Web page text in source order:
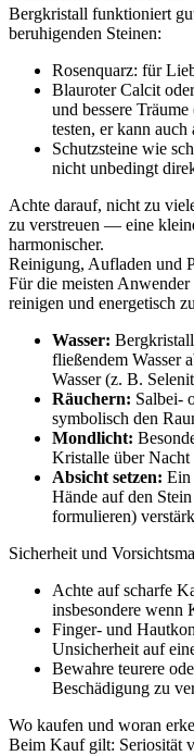
Bergkristall funktioniert
beruhigenden Steinen:
Rosenquarz: für
Blauroter Calcit
und bessere
testen, er kann
Schutzsteine wie
nicht unbedingt
Achte darauf, nicht zu
zu verstreuen — eine
harmonischer.
Reinigung, Aufladen und
Für die meisten
reinigen und energetisch
Wasser:
fließendem Wasser
Wasser (z. B.
Räuchern: Salbei-
symbolisch den
Mondlicht:
Kristalle über
Absicht setzen: Ein
Hände auf den
formulieren)
Sicherheit und
Achte auf scharfe
insbesondere wenn
Finger- und
Unsicherheit auf
Bewahre teurere
Beschädigung zu
Wo kaufen und woran
Beim Kauf gilt: Seriosität